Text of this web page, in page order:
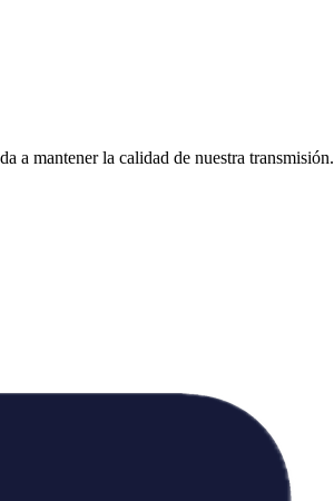
a mantener la calidad de nuestra transmisión.